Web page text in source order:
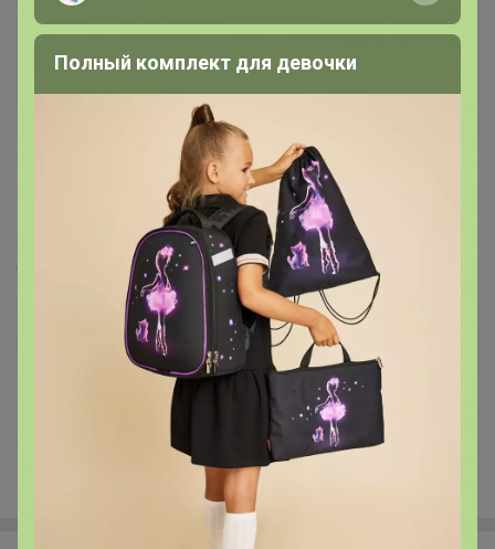
412.9K 2.7K 100%
БОЛЬШАЯ РАСПРОДАЖА ❤️ОРГАНАЙЗЕРЫ.
Стоп 11 августа
+901
Полный комплект для девочки